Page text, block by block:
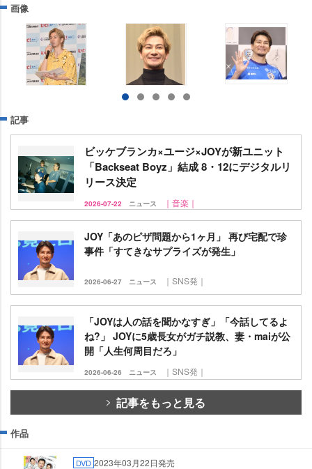
画像
記事
ビッケブランカ×ユージ×JOYが新ユニット
「Backseat Boyz」結成 8・12にデジタルリ
リース決定
2026-07-22 ニュース ｜音楽｜
JOY「あのピザ問題から1ヶ月」 再び宅配で珍
事件「すてきなサプライズが発生」
2026-06-27 ニュース ｜SNS発｜
「JOYは人の話を聞かなすぎ」「今話してるよ
ね?」 JOYに5歳長女がガチ説教、妻・maiが公
開「人生何周目だろ」
2026-06-26 ニュース ｜SNS発｜
記事をもっと見る
作品
DVD 2023年03月22日発売